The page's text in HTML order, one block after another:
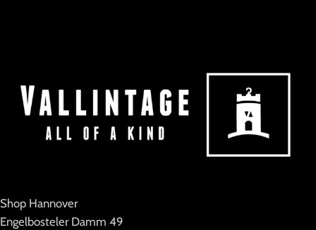
Shop Hannover
Engelbosteler Damm 49